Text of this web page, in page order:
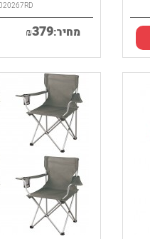
מחיר: ₪379